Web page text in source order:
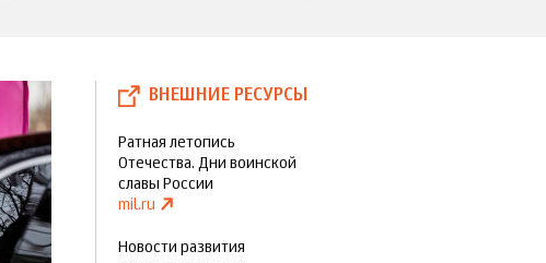
ВНЕШНИЕ РЕСУРСЫ
Ратная летопись
Отечества. Дни воинской
славы России
mil.ru
Новости развития